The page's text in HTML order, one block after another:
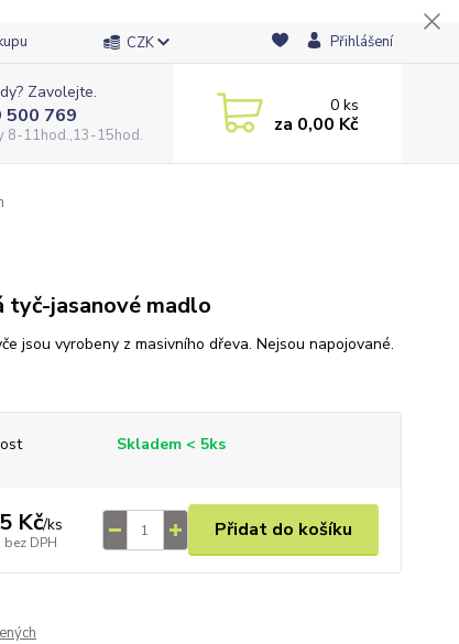
CZK Přihlášení
Zavolejte.
500 769
8-11hod.,13-15hod.
0ks
za 0,00 Kč
tyč-jasanové madlo
jsou vyrobeny z masivního dřeva. Nejsou napojované.
Skladem < 5ks
Kč/ks
bez DPH
Přidat do košíku